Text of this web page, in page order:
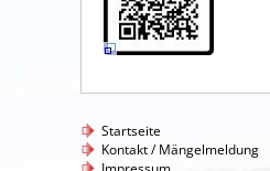
Startseite
Kontakt / Mängelmeldung